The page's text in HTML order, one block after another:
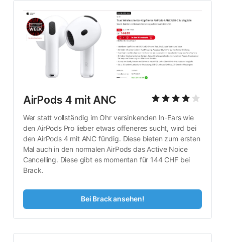
AirPods 4 mit ANC
Wer statt vollständig im Ohr versinkenden In-Ears wie
den AirPods Pro lieber etwas offeneres sucht, wird bei
den AirPods 4 mit ANC fündig. Diese bieten zum ersten
Mal auch in den normalen AirPods das Active Noice
Cancelling. Diese gibt es momentan für 144 CHF bei
Brack.
Bei Brack ansehen!